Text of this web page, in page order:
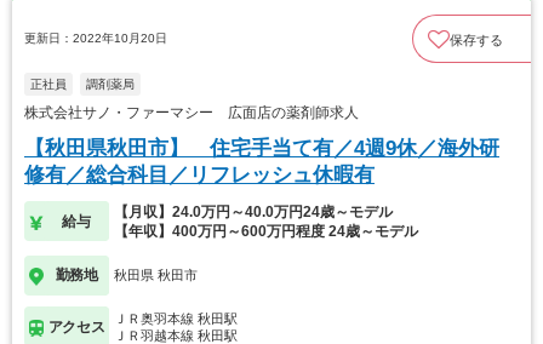
更新日：2022年10月20日 保存する
正社員 調剤薬局
株式会社サノ・ファーマシー 広面店の薬剤師求人
【秋田県秋田市】 住宅手当て有／4週9休／海外研
修有／総合科目／リフレッシュ休暇有
給与
【月収】24.0万円～40.0万円24歳～モデル
【年収】400万円～600万円程度 24歳～モデル
勤務地 秋田県 秋田市
アクセス
ＪＲ奥羽本線 秋田駅
ＪＲ羽越本線 秋田駅